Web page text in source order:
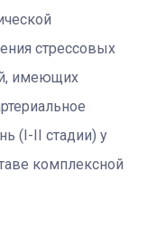
стрессовых
имеющих
(I-II стадии) у
комплексной